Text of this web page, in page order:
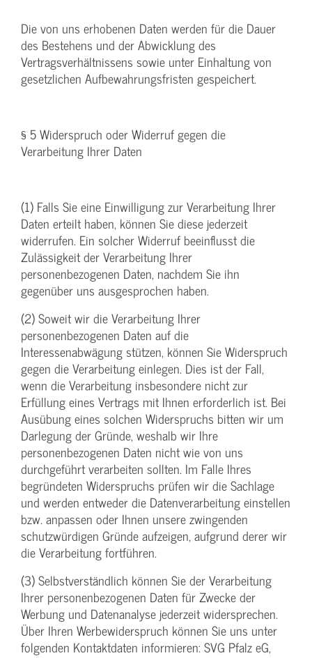
Die von uns erhobenen Daten werden für die Dauer
des Bestehens und der Abwicklung des
Vertragsverhältnissens sowie unter Einhaltung von
gesetzlichen Aufbewahrungsfristen gespeichert.
§ 5 Widerspruch oder Widerruf gegen die
Verarbeitung Ihrer Daten
(1) Falls Sie eine Einwilligung zur Verarbeitung Ihrer
Daten erteilt haben, können Sie diese jederzeit
widerrufen. Ein solcher Widerruf beeinflusst die
Zulässigkeit der Verarbeitung Ihrer
personenbezogenen Daten, nachdem Sie ihn
gegenüber uns ausgesprochen haben.
(2) Soweit wir die Verarbeitung Ihrer
personenbezogenen Daten auf die
Interessenabwägung stützen, können Sie Widerspruch
gegen die Verarbeitung einlegen. Dies ist der Fall,
wenn die Verarbeitung insbesondere nicht zur
Erfüllung eines Vertrags mit Ihnen erforderlich ist. Bei
Ausübung eines solchen Widerspruchs bitten wir um
Darlegung der Gründe, weshalb wir Ihre
personenbezogenen Daten nicht wie von uns
durchgeführt verarbeiten sollten. Im Falle Ihres
begründeten Widerspruchs prüfen wir die Sachlage
und werden entweder die Datenverarbeitung einstellen
bzw. anpassen oder Ihnen unsere zwingenden
schutzwürdigen Gründe aufzeigen, aufgrund derer wir
die Verarbeitung fortführen.
(3) Selbstverständlich können Sie der Verarbeitung
Ihrer personenbezogenen Daten für Zwecke der
Werbung und Datenanalyse jederzeit widersprechen.
Über Ihren Werbewiderspruch können Sie uns unter
folgenden Kontaktdaten informieren: SVG Pfalz eG,